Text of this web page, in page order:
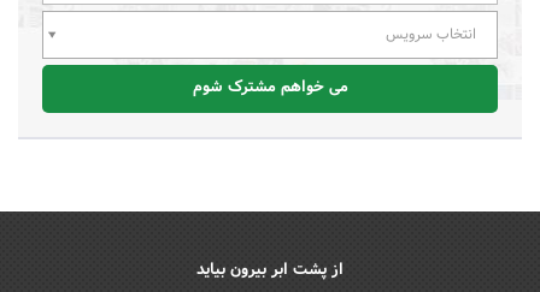
انتخاب سرویس
می خواهم مشترک شوم
از پشت ابر بیرون بیاید